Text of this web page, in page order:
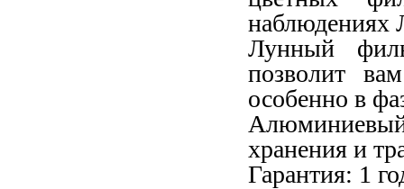
наблюдениях
Лунный
позволит
особенно в
хранения и
Гарантия: 1